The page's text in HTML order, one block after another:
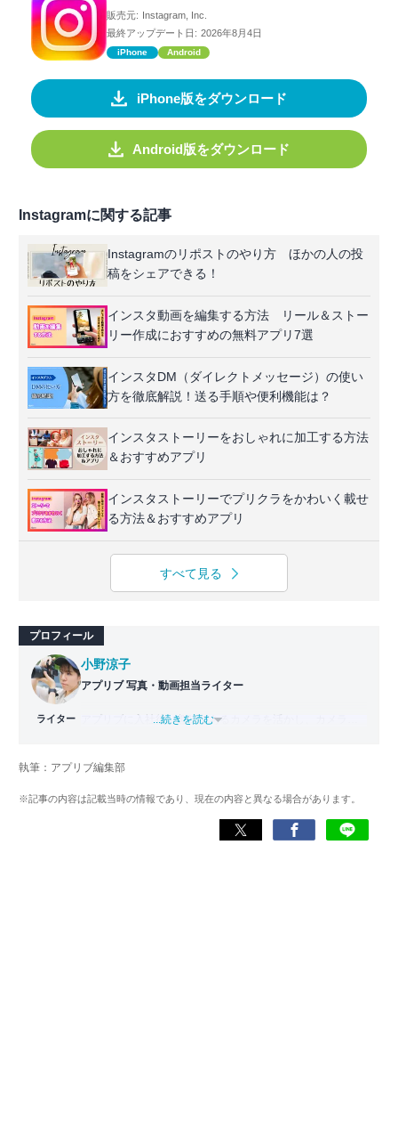
販売元: Instagram, Inc.
最終アップデート日: 2026年8月4日
iPhone Android
iPhone版をダウンロード
Android版をダウンロード
Instagramに関する記事
Instagramのリポストのやり方 ほかの人の投
稿をシェアできる！
インスタ動画を編集する方法 リール＆ストー
リー作成におすすめの無料アプリ7選
インスタDM（ダイレクトメッセージ）の使い
方を徹底解説！送る手順や便利機能は？
インスタストーリーをおしゃれに加工する方法
＆おすすめアプリ
インスタストーリーでプリクラをかわいく載せ
る方法＆おすすめアプリ
すべて見る
プロフィール
ライター
小野涼子
アプリブ 写真・動画担当ライター
アプリブに入社後、趣味であるカメラを活かし、カメラや
「誰でも本格的にアプリを使いこなせるようになるコンテ
...続きを読む
執筆：アプリブ編集部
※記事の内容は記載当時の情報であり、現在の内容と異なる場合があります。